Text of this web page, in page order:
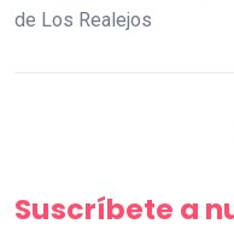
de Los Realejos
Suscríbete a